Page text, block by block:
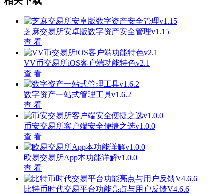
芝麻交易所安卓版数字资产安全管理v1.15
查 看
VV币交易所iOS客户端功能特色v2.1
查 看
数字资产一站式管理工具v1.6.2
查 看
币安交易所客户端安全便捷之选v1.0.0
查 看
欧易交易所App本功能详解v1.0.0
查 看
比特币时代交易平台功能亮点与用户反馈V4.6.6